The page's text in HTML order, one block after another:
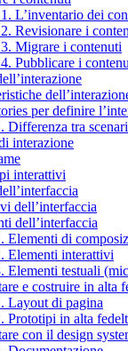
L’inventario dei
Revisionare i
Migrare i contenuti
Pubblicare i
per definire
Differenza tra
interazione
interattivi
dell’interfaccia
dell’interfaccia
Elementi di
Elementi interattivi
Elementi testuali
e costruire in alta
Layout di pagina
Prototipi in alta
con il design